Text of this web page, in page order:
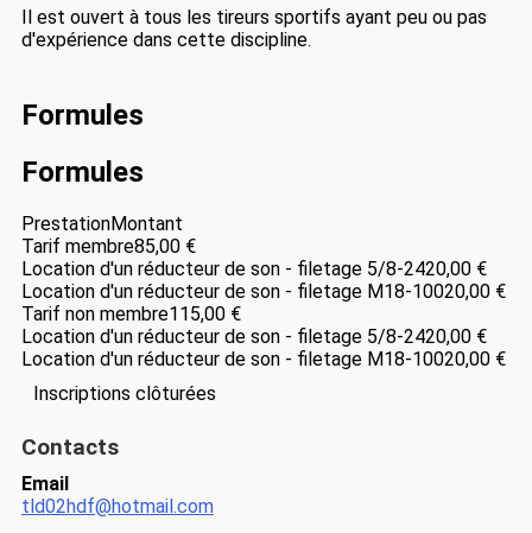
Il est ouvert à tous les tireurs sportifs ayant peu ou pas
d'expérience dans cette discipline.
Formules
Formules
PrestationMontant
Tarif membre85,00 €
Location d'un réducteur de son - filetage 5/8-2420,00 €
Location d'un réducteur de son - filetage M18-10020,00 €
Tarif non membre115,00 €
Location d'un réducteur de son - filetage 5/8-2420,00 €
Location d'un réducteur de son - filetage M18-10020,00 €
Inscriptions clôturées
Contacts
Email
tld02hdf@hotmail.com